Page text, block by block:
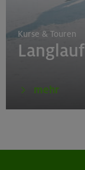
Kurse & Touren
Langlauf
mehr